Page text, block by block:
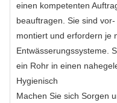
einen kompetenten
beauftragen. Sie sind vor-
montiert und erfordern je
Entwässerungssysteme.
ein Rohr in einen
Hygienisch
Machen Sie sich Sorgen